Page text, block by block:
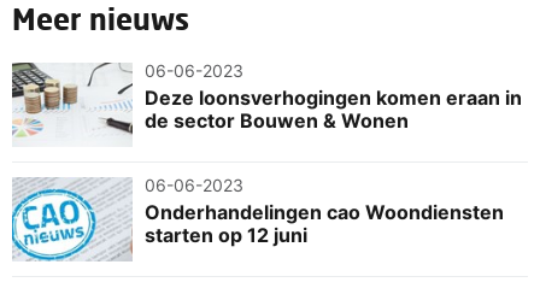
Meer nieuws
06-06-2023
Deze loonsverhogingen komen eraan in
de sector Bouwen & Wonen
06-06-2023
Onderhandelingen cao Woondiensten
starten op 12 juni